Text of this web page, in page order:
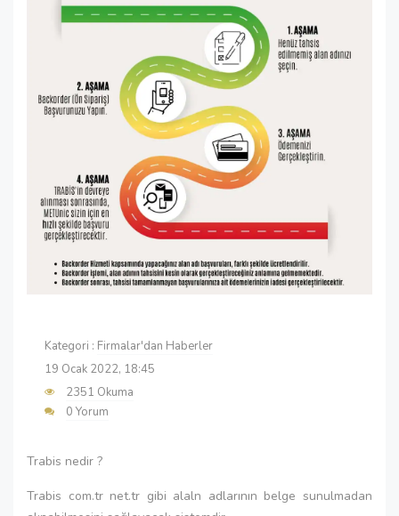
Kategori : Firmalar'dan Haberler
19 Ocak 2022, 18:45
2351 Okuma
0 Yorum
Trabis nedir ?
Trabis com.tr net.tr gibi alaln adlarının belge sunulmadan